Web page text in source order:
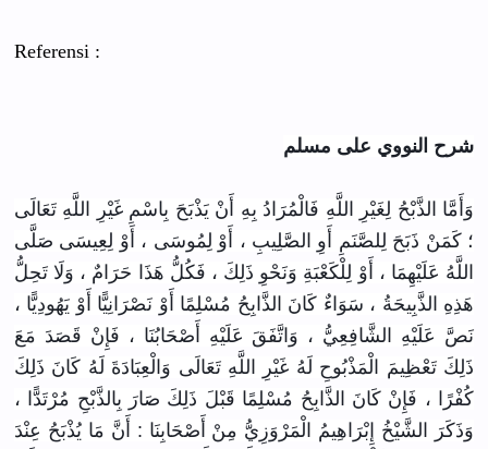
Referensi :
شرح النووي على مسلم
وَأَمَّا الذَّبْحُ لِغَيْرِ اللَّهِ فَالْمُرَادُ بِهِ أَنْ يَذْبَحَ بِاسْمِ غَيْرِ اللَّهِ تَعَالَى
؛ كَمَنْ ذَبَحَ لِلصَّنَمِ أَوِ الصَّلِيبِ ، أَوْ لِمُوسَى ، أَوْ لِعِيسَى صَلَّى
اللَّهُ عَلَيْهِمَا ، أَوْ لِلْكَعْبَةِ وَنَحْوِ ذَلِكَ ، فَكُلُّ هَذَا حَرَامٌ ، وَلَا تَحِلُّ
هَذِهِ الذَّبِيحَةُ ، سَوَاءٌ كَانَ الذَّابِحُ مُسْلِمًا أَوْ نَصْرَانِيًّا أَوْ يَهُودِيًّا ،
نَصَّ عَلَيْهِ الشَّافِعِيُّ ، وَاتَّفَقَ عَلَيْهِ أَصْحَابُنَا ، فَإِنْ قَصَدَ مَعَ
ذَلِكَ تَعْظِيمَ الْمَذْبُوحِ لَهُ غَيْرِ اللَّهِ تَعَالَى وَالْعِبَادَةَ لَهُ كَانَ ذَلِكَ
كُفْرًا ، فَإِنْ كَانَ الذَّابِحُ مُسْلِمًا قَبْلَ ذَلِكَ صَارَ بِالذَّبْحِ مُرْتَدًّا ،
وَذَكَرَ الشَّيْخُ إِبْرَاهِيمُ الْمَرْوَزِيُّ مِنْ أَصْحَابِنَا : أَنَّ مَا يُذْبَحُ عِنْدَ